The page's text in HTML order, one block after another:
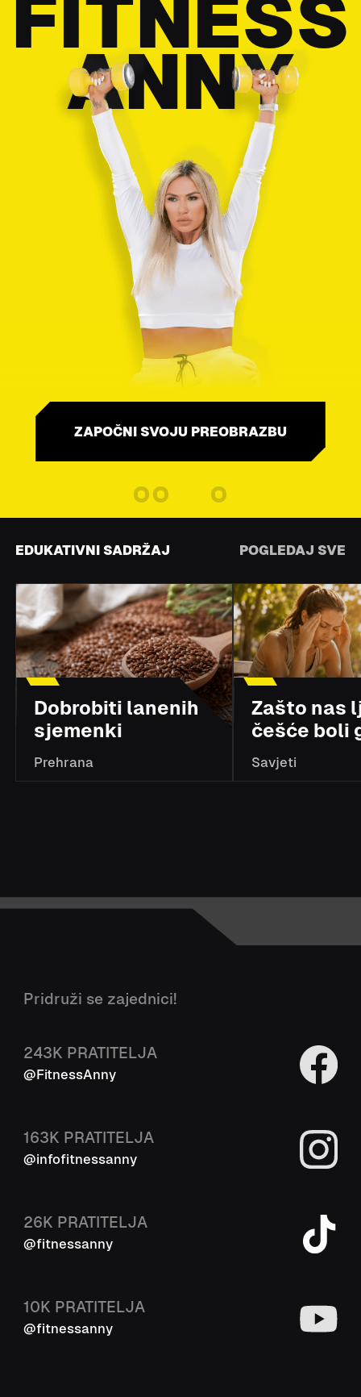
FITNESS
ANNY
ZAPOČNI SVOJU PREOBRAZBU
EDUKATIVNI SADRŽAJ POGLEDAJ SVE
Dobrobiti lanenih
sjemenki
Prehrana
Zašto nas
češće boli
Savjeti
Pridruži se zajednici!
243K PRATITELJA
@FitnessAnny
163K PRATITELJA
@infofitnessanny
26K PRATITELJA
@fitnessanny
10K PRATITELJA
@fitnessanny